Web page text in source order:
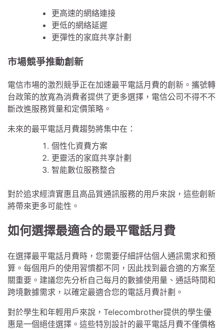
更高速的網絡連接
更低的網絡延遲
更彈性的家庭共享計劃
市場競爭推動創新
電信市場的激烈競爭正在加速最平電話月費的創新。攜號轉
台政策的放寬為消費者提供了更多選擇，電信公司不得不不
斷改進服務質量和定價策略。
未來的最平電話月費趨勢將集中在：
個性化資費方案
更靈活的家庭共享計劃
智能數位服務整合
對於追求經濟實惠且高品質通訊服務的用戶來說，這些創新
將帶來更多可能性。
如何選擇最適合的最平電話月費
在選擇最平電話月費時，您需要仔細評估個人通訊需求和預
算。每個用戶的使用習慣都不同，因此找到最合適的方案至
關重要。建議您先分析自己每月的數據使用量、通話時間和
跨境數據需求，以確定最適合您的電話月費計劃。
對於學生和年輕用戶來說，Telecombrother提供的學生優
惠是一個絕佳選擇。這些特別設計的最平電話月費不僅價格